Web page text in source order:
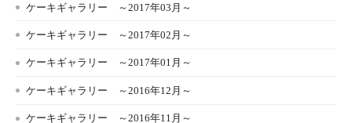
ケーキギャラリー ～2017年03月～
ケーキギャラリー ～2017年02月～
ケーキギャラリー ～2017年01月～
ケーキギャラリー ～2016年12月～
ケーキギャラリー ～2016年11月～